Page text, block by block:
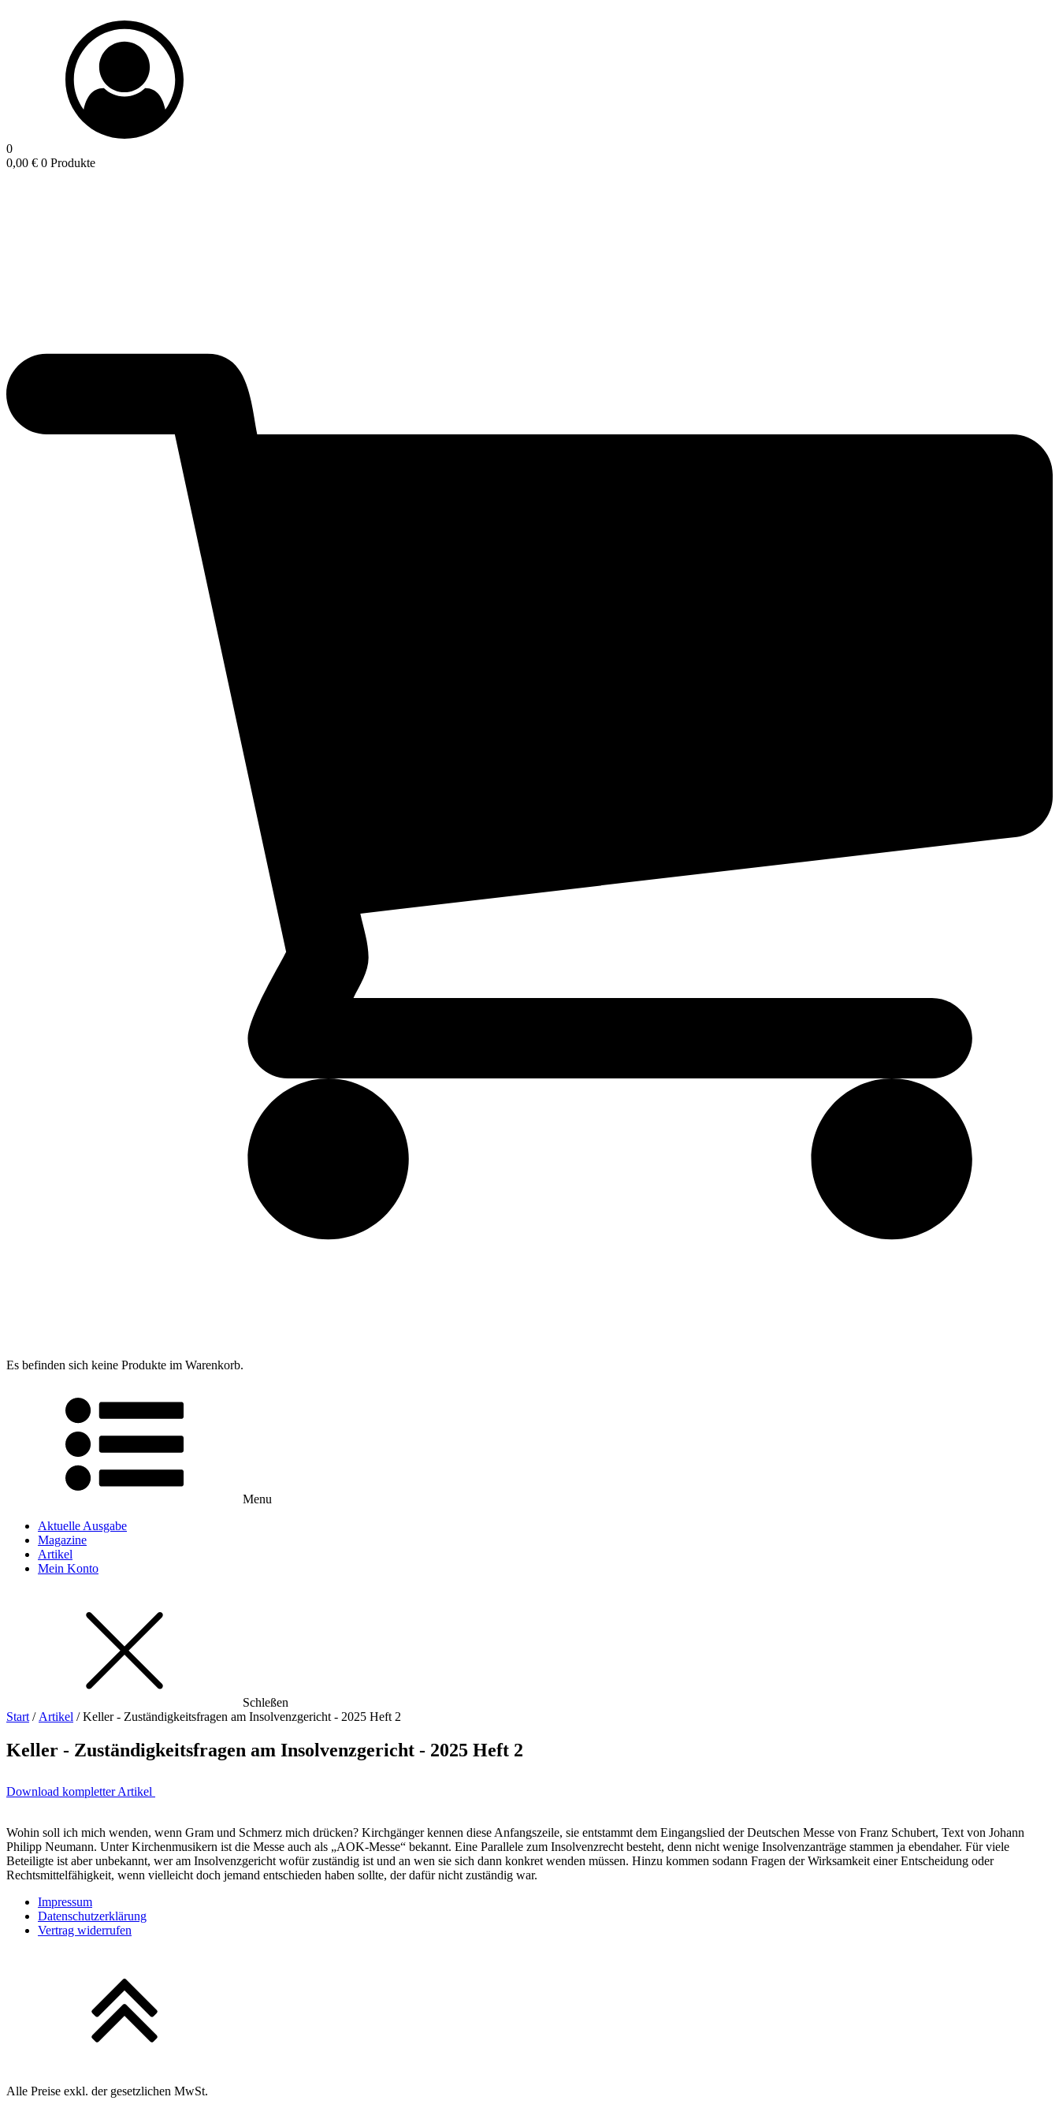
0
0,00 € 0 Produkte
Es befinden sich keine Produkte im Warenkorb.
Menu
Aktuelle Ausgabe
Magazine
Artikel
Mein Konto
Schleßen
Start / Artikel / Keller - Zuständigkeitsfragen am Insolvenzgericht - 2025 Heft 2
Keller - Zuständigkeitsfragen am Insolvenzgericht - 2025 Heft 2
Download kompletter Artikel
Wohin soll ich mich wenden, wenn Gram und Schmerz mich drücken? Kirchgänger kennen diese Anfangszeile, sie entstammt dem Eingangslied der Deutschen Messe von Franz Schubert, Text von Johann
Philipp Neumann. Unter Kirchenmusikern ist die Messe auch als „AOK-Messe“ bekannt. Eine Parallele zum Insolvenzrecht besteht, denn nicht wenige Insolvenzanträge stammen ja ebendaher. Für viele
Beteiligte ist aber unbekannt, wer am Insolvenzgericht wofür zuständig ist und an wen sie sich dann konkret wenden müssen. Hinzu kommen sodann Fragen der Wirksamkeit einer Entscheidung oder
Rechtsmittelfähigkeit, wenn vielleicht doch jemand entschieden haben sollte, der dafür nicht zuständig war.
Impressum
Datenschutzerklärung
Vertrag widerrufen
Alle Preise exkl. der gesetzlichen MwSt.